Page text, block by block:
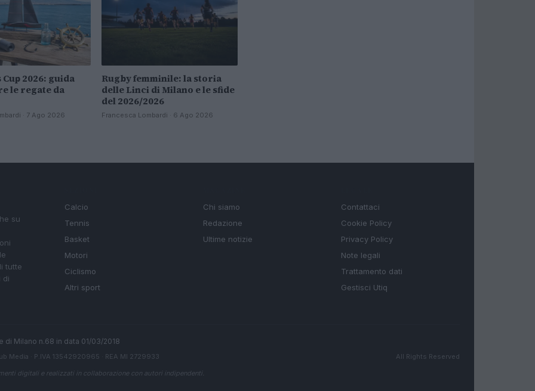
Cup 2026: guida
le regate da
· 7 Ago 2026
Rugby femminile: la storia
delle Linci di Milano e le sfide
del 2026/2026
Francesca Lombardi · 6 Ago 2026
su
tutte
di
Calcio
Tennis
Basket
Motori
Ciclismo
Altri sport
Chi siamo
Redazione
Ultime notizie
Contattaci
Cookie Policy
Privacy Policy
Note legali
Trattamento dati
Gestisci Utiq
Milano n.68 in data 01/03/2018
Media · P.IVA 13542920965 · REA MI 2729933
All Rights Reserved
digitali e realizzati in collaborazione con autori indipendenti.